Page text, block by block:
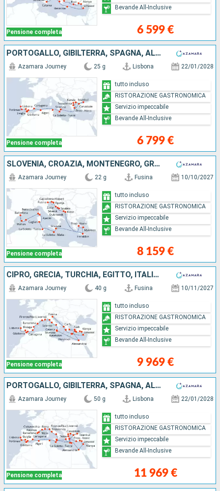
Pensione completa 6 599 €
Bevande All-Inclusive
PORTOGALLO, GIBILTERRA, SPAGNA, ALGERIA, TUNISIA, MALTA, ITALIA, TURCHIA, GRECIA
Pensione completa
Azamara Journey 25 g Lisbona 22/01/2028
6 799 €
tutto incluso
RISTORAZIONE GASTRONOMICA
Servizio impeccabile
Bevande All-Inclusive
SLOVENIA, CROAZIA, MONTENEGRO, GRECIA, ITALIA, MALTA, TUNISIA, FRANCIA, MAIORCA, SPAGNA
Pensione completa
Azamara Journey 22 g Fusina 10/10/2027
8 159 €
tutto incluso
RISTORAZIONE GASTRONOMICA
Servizio impeccabile
Bevande All-Inclusive
CIPRO, GRECIA, TURCHIA, EGITTO, ITALIA, FRANCIA, SPAGNA, GIBILTERRA, PORTOGALLO
Pensione completa
Azamara Journey 40 g Fusina 10/11/2027
9 969 €
tutto incluso
RISTORAZIONE GASTRONOMICA
Servizio impeccabile
Bevande All-Inclusive
PORTOGALLO, GIBILTERRA, SPAGNA, ALGERIA, TUNISIA, MALTA, GRECIA, EGITTO, CIPRO, TURCHIA, ITALIA, FRANCIA
Pensione completa
Azamara Journey 50 g Lisbona 22/01/2028
11 969 €
tutto incluso
RISTORAZIONE GASTRONOMICA
Servizio impeccabile
Bevande All-Inclusive